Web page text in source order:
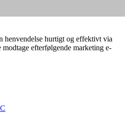
henvendelse hurtigt og effektivt via
efterfølgende marketing e-